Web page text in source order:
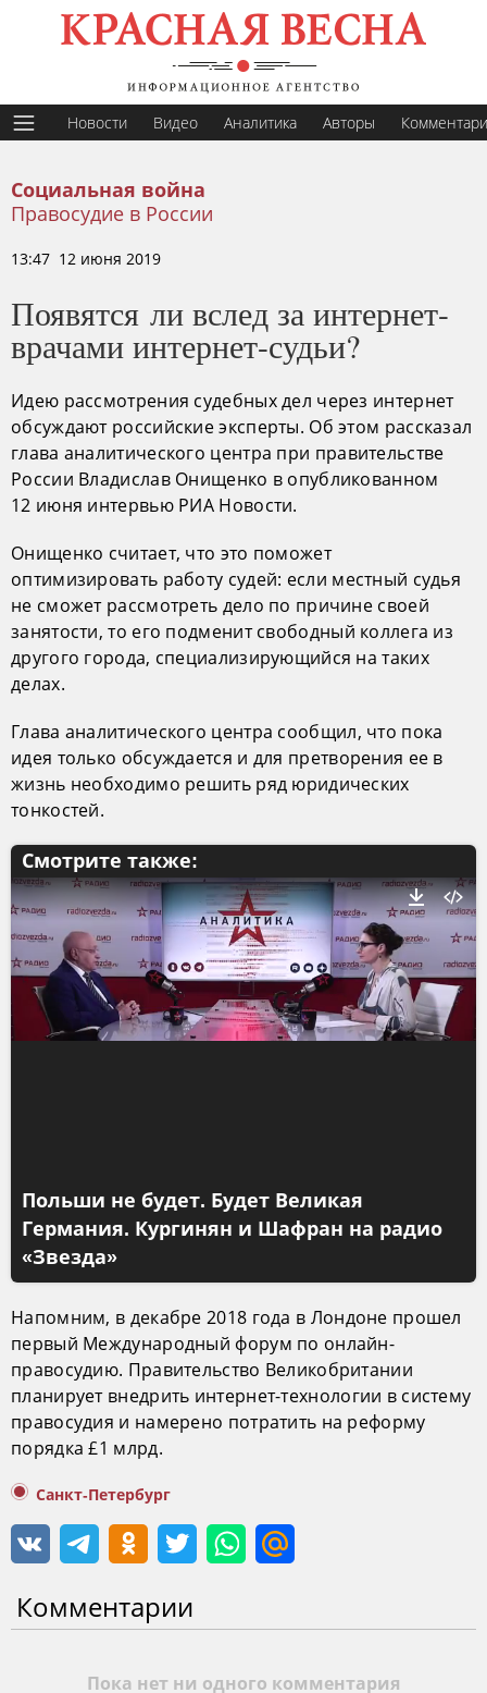
Новости Видео Аналитика Авторы
Социальная война
Правосудие в России
13:47 12 июня 2019
Появятся ли вслед за интернет-
врачами интернет-судьи?
Идею рассмотрения судебных дел через интернет
обсуждают российские эксперты. Об этом рассказал
глава аналитического центра при правительстве
России Владислав Онищенко в опубликованном
12 июня интервью РИА Новости.
Онищенко считает, что это поможет
оптимизировать работу судей: если местный судья
не сможет рассмотреть дело по причине своей
занятости, то его подменит свободный коллега из
другого города, специализирующийся на таких
делах.
Глава аналитического центра сообщил, что пока
идея только обсуждается и для претворения ее в
жизнь необходимо решить ряд юридических
тонкостей.
Смотрите также:
Польши не будет. Будет Великая
Германия. Кургинян и Шафран на радио
«Звезда»
Напомним, в декабре 2018 года в Лондоне прошел
первый Международный форум по онлайн-
правосудию. Правительство Великобритании
планирует внедрить интернет-технологии в систему
правосудия и намерено потратить на реформу
порядка £1 млрд.
Санкт-Петербург
Комментарии
Пока нет ни одного комментария